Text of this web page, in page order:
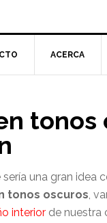
ACERCA
tonos
una gran idea
tonos oscuros,
interior de nuestra